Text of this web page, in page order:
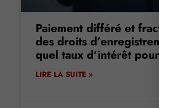
Paiement différé et
des droits d’enregistrement :
quel taux d’intérêt pour
LIRE LA SUITE »